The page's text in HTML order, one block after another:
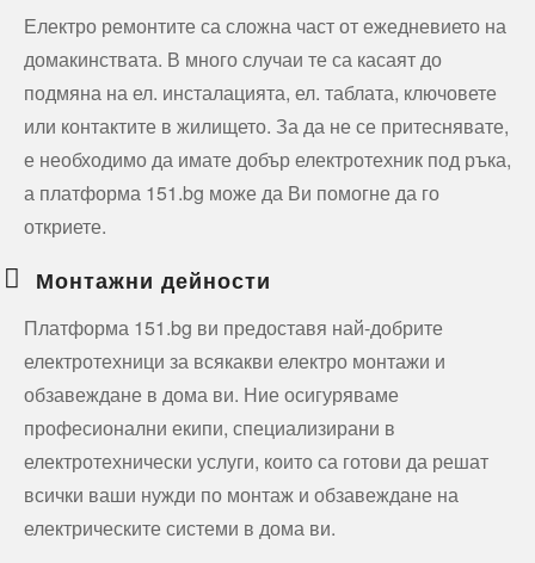
Електро ремонтите са сложна част от ежедневието на
домакинствата. В много случаи те са касаят до
подмяна на ел. инсталацията, ел. таблата, ключовете
или контактите в жилището. За да не се притеснявате,
е необходимо да имате добър електротехник под ръка,
а платформа 151.bg може да Ви помогне да го
откриете.
Монтажни дейности
Платформа 151.bg ви предоставя най-добрите
електротехници за всякакви електро монтажи и
обзавеждане в дома ви. Ние осигуряваме
професионални екипи, специализирани в
електротехнически услуги, които са готови да решат
всички ваши нужди по монтаж и обзавеждане на
електрическите системи в дома ви.